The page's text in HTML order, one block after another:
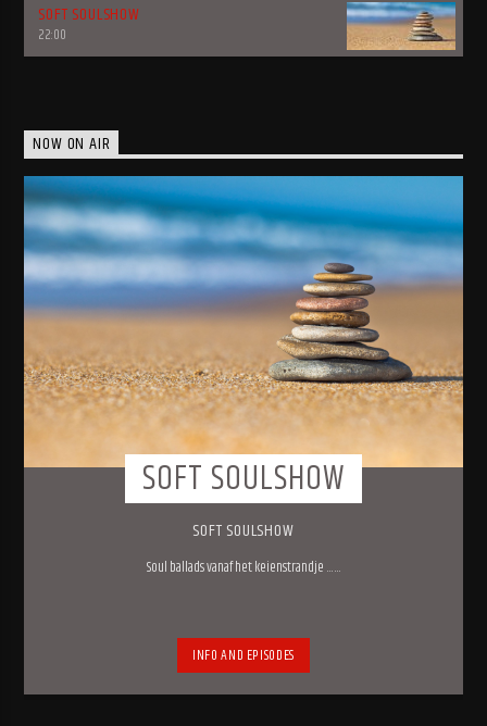
SOFT SOULSHOW
22:00
NOW ON AIR
SOFT SOULSHOW
SOFT SOULSHOW
Soul ballads vanaf het keienstrandje ……
INFO AND EPISODES